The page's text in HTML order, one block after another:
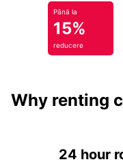
Până la
15%
reducere
Why renting
24 hour